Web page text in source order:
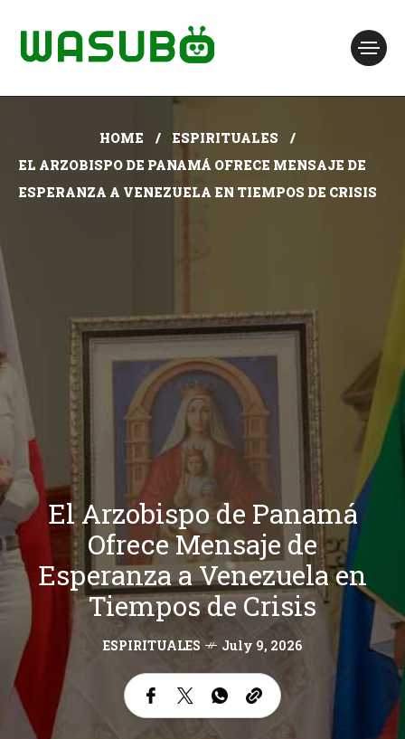
HOME
ESPIRITUALES
EL ARZOBISPO DE PANAMÁ OFRECE MENSAJE DE
ESPERANZA A VENEZUELA EN TIEMPOS DE CRISIS
El Arzobispo de Panamá
Ofrece Mensaje de
Esperanza a Venezuela en
Tiempos de Crisis
ESPIRITUALES July 9, 2026